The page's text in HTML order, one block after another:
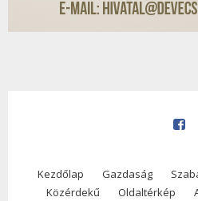
Kezdőlap Gazdaság
Közérdekű
Oldaltérkép